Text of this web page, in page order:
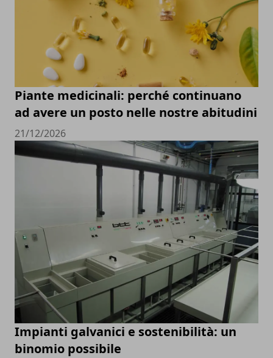
Piante medicinali: perché continuano
ad avere un posto nelle nostre abitudini
21/12/2026
Impianti galvanici e sostenibilità: un
binomio possibile